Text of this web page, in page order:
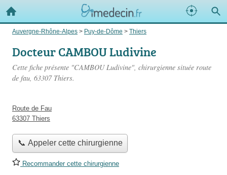
Auvergne-Rhône-Alpes > Puy-de-Dôme > Thiers
Docteur CAMBOU Ludivine
Cette fiche présente "CAMBOU Ludivine", chirurgienne située route
de fau, 63307 Thiers.
Route de Fau
63307 Thiers
📞 Appeler cette chirurgienne
Recommander cette chirurgienne